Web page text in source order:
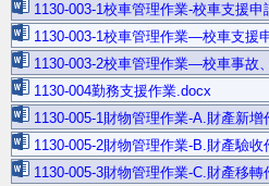
1130-003-1校車管理作業-校車支援申
1130-003-1校車管理作業—校車支援
1130-003-2校車管理作業—校車事故
1130-004勤務支援作業.docx
1130-005-1財物管理作業-A.財產新增
1130-005-2財物管理作業-B.財產驗收
1130-005-3財物管理作業-C.財產移轉